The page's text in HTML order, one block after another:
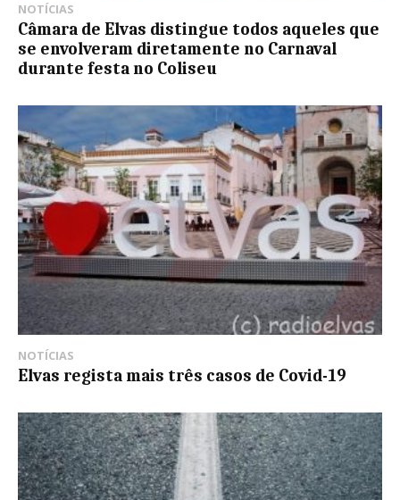
NOTÍCIAS
Câmara de Elvas distingue todos aqueles que
se envolveram diretamente no Carnaval
durante festa no Coliseu
NOTÍCIAS
Elvas regista mais três casos de Covid-19